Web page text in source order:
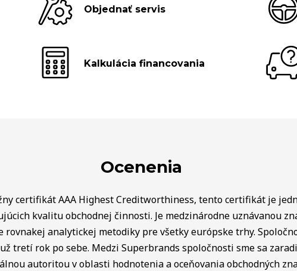
Objednať servis
Kalkulácia financovania
Ocenenia
certifikát AAA Highest Creditworthiness, tento certifikát je
kvalitu obchodnej činnosti. Je medzinárodne uznávanou
rovnakej analytickej metodiky pre všetky európske trhy.
tretí rok po sebe. Medzi Superbrands spoločnosti sme sa
autoritou v oblasti hodnotenia a oceňovania obchodných